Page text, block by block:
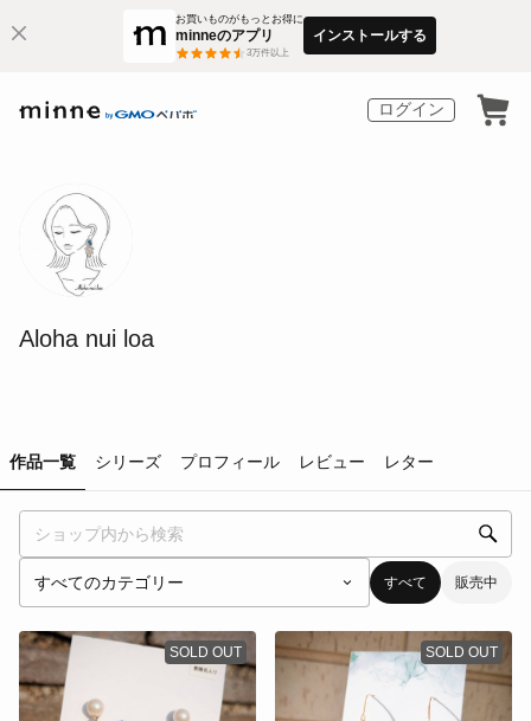
お買いものがもっとお得に
minneのアプリ
3万件以上
インストールする
ログイン
Aloha nui loa
作品一覧 シリーズ プロフィール レビュー レター
すべて 販売中
SOLD OUT SOLD OUT